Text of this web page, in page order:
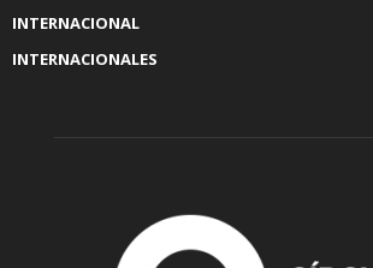
INTERNACIONAL
INTERNACIONALES